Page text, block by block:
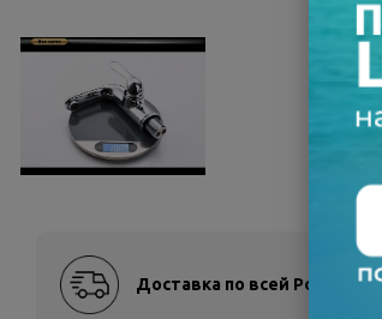
Доставка по всей России